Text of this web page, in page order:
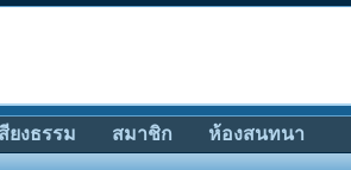
สียงธรรม สมาชิก ห้องสนทนา